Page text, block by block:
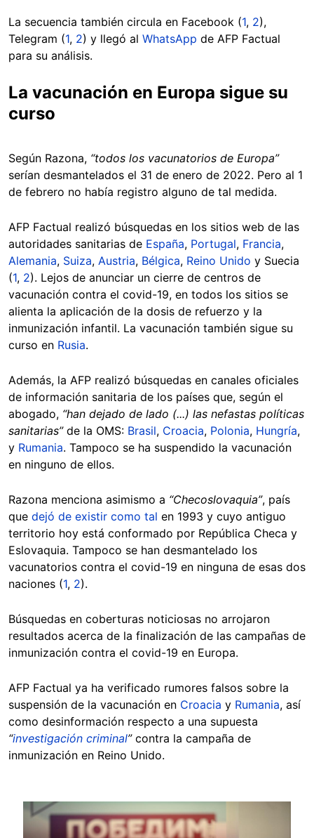
La secuencia también circula en Facebook (1, 2),
Telegram (1, 2) y llegó al WhatsApp de AFP Factual
para su análisis.
La vacunación en Europa sigue su
curso
Según Razona, “todos los vacunatorios de Europa”
serían desmantelados el 31 de enero de 2022. Pero al 1
de febrero no había registro alguno de tal medida.
AFP Factual realizó búsquedas en los sitios web de las
autoridades sanitarias de España, Portugal, Francia,
Alemania, Suiza, Austria, Bélgica, Reino Unido y Suecia
(1, 2). Lejos de anunciar un cierre de centros de
vacunación contra el covid-19, en todos los sitios se
alienta la aplicación de la dosis de refuerzo y la
inmunización infantil. La vacunación también sigue su
curso en Rusia.
Además, la AFP realizó búsquedas en canales oficiales
de información sanitaria de los países que, según el
abogado, “han dejado de lado (...) las nefastas políticas
sanitarias”de la OMS: Brasil, Croacia, Polonia, Hungría,
y Rumania. Tampoco se ha suspendido la vacunación
en ninguno de ellos.
Razona menciona asimismo a “Checoslovaquia”, país
que dejó de existir como tal en 1993 y cuyo antiguo
territorio hoy está conformado por República Checa y
Eslovaquia. Tampoco se han desmantelado los
vacunatorios contra el covid-19 en ninguna de esas dos
naciones (1, 2).
Búsquedas en coberturas noticiosas no arrojaron
resultados acerca de la finalización de las campañas de
inmunización contra el covid-19 en Europa.
AFP Factual ya ha verificado rumores falsos sobre la
suspensión de la vacunación en Croacia y Rumania, así
como desinformación respecto a una supuesta
“investigación criminal”contra la campaña de
inmunización en Reino Unido.
Image